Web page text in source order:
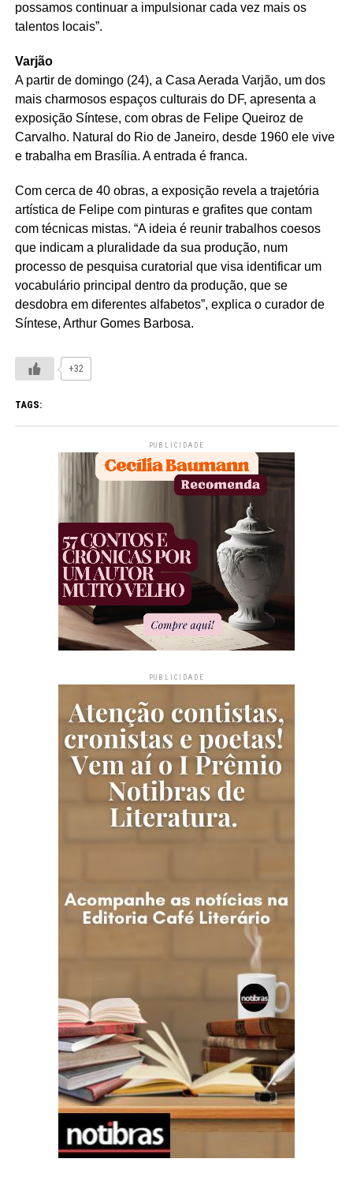
possamos continuar a impulsionar cada vez mais os
talentos locais”.
Varjão
A partir de domingo (24), a Casa Aerada Varjão, um dos
mais charmosos espaços culturais do DF, apresenta a
exposição Síntese, com obras de Felipe Queiroz de
Carvalho. Natural do Rio de Janeiro, desde 1960 ele vive
e trabalha em Brasília. A entrada é franca.
Com cerca de 40 obras, a exposição revela a trajetória
artística de Felipe com pinturas e grafites que contam
com técnicas mistas. “A ideia é reunir trabalhos coesos
que indicam a pluralidade da sua produção, num
processo de pesquisa curatorial que visa identificar um
vocabulário principal dentro da produção, que se
desdobra em diferentes alfabetos”, explica o curador de
Síntese, Arthur Gomes Barbosa.
+32
TAGS:
PUBLICIDADE
PUBLICIDADE